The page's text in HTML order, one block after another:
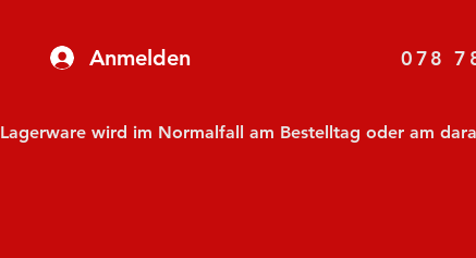
Anmelden
Lagerware wird im Normalfall am Bestelltag oder am